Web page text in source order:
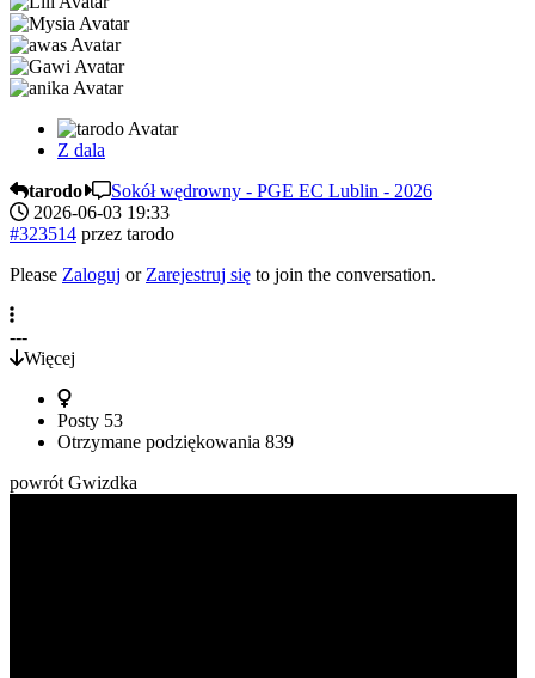
Z dala
tarodo
Sokół wędrowny - PGE EC Lublin - 2026
2026-06-03 19:33
#323514 przez tarodo
Please Zaloguj or Zarejestruj się to join the conversation.
---
Więcej
Posty 53
Otrzymane podziękowania 839
powrót Gwizdka